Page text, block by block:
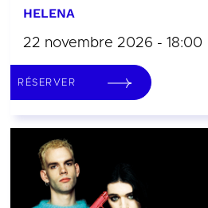
HELENA
22 novembre 2026 - 18:00
RÉSERVER